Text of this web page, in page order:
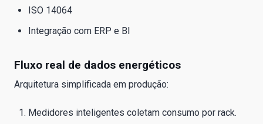
ISO 14064
Integração com ERP e BI
Fluxo real de dados energéticos
Arquitetura simplificada em produção:
Medidores inteligentes coletam consumo por rack.